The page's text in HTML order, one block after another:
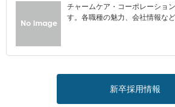
チャームケア・コーポレーショ
す。各職種の魅力、会社情報な
新卒採用情報